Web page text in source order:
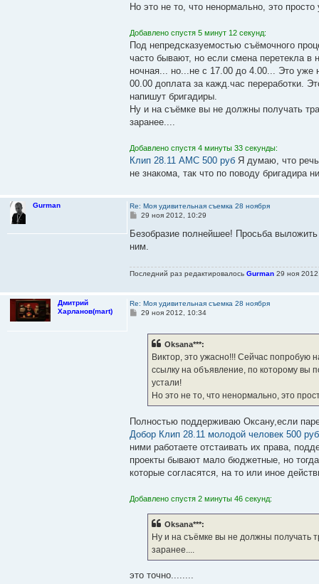
и
Но это не то, что ненормально, это
Добавлено спустя 5 минут 12 секунд:
Под непредсказуемостью съёмочного
часто бывают, но если смена перетекла
ночная... но...не с 17.00 до 4.00... Это уже
00.00 доплата за кажд.час переработки.
напишут бригадиры.
Ну и на съёмке вы не должны получать
заранее....
Добавлено спустя 4 минуты 33 секунды:
Клип 28.11 АМС 500 руб Я думаю, что
не знакома, так что по поводу бригадира
Gurman
Re: Моя удивительная съемка 28 ноября
С
о
щ
н
и
29 ноя 2012, 10:29
Безобразие полнейшее! Просьба
ним.
Последний раз редактировалосьGurman 29 ноя
Дмитрий
Харланов(mart)
Re: Моя удивительная съемка 28 ноября
С29 ноя 2012, 10:34
Oksana***:
Виктор, это ужасно!!! Сейчас попробую
ссылку на объявление, по которому вы
устали!
Но это не то, что ненормально, это
Полностью поддерживаю Оксану,если
Добор Клип 28.11 молодой человек 500 руб
ними работаете отстаивать их права,
проекты бывают мало бюджетные, но
которые согласятся, на то или иное
Добавлено спустя 2 минуты 46 секунд:
Oksana***:
Ну и на съёмке вы не должны получать
заранее....
это точно........